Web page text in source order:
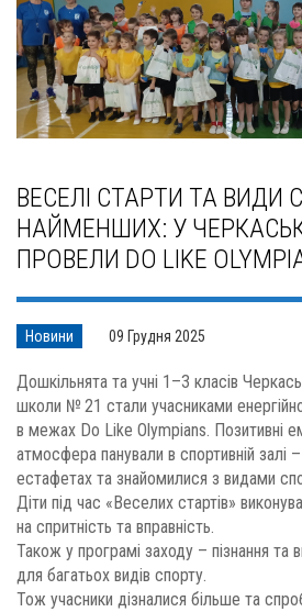
ВЕСЕЛІ СТАРТИ ТА ВИДИ
НАЙМЕНШИХ: У
ПРОВЕЛИ DO LIKE
Новини 09 Грудня 2025
Дошкільнята та учні 1–3 класів
школи № 21 стали учасниками
в межах Do Like Olympians. Позитивні
атмосфера панували в спортивній залі
естафетах та знайомилися з видами
Діти під час «Веселих стартів»
на спритність та вправність.
Також у програмі заходу – пізнання та
для багатьох видів спорту.
Тож учасники дізналися більше та